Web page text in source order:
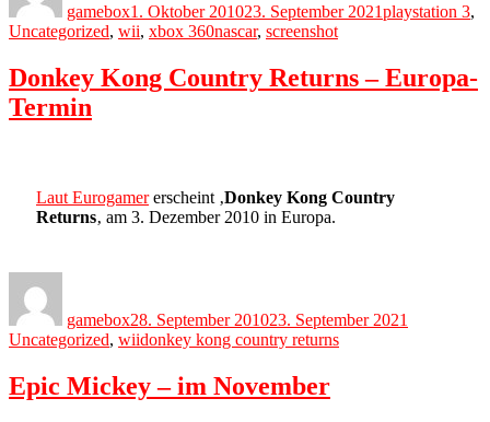
gamebox1. Oktober 201023. September 2021playstation 3,
Uncategorized, wii, xbox 360Tags
nascar, screenshot
Donkey Kong Country Returns – Europa-
Termin
Laut Eurogamererscheint ‚Donkey Kong Country
Returns‚ am 3. Dezember 2010 in Europa.
gamebox28. September 201023. September 2021
Uncategorized, wiiTags
donkey kong country returns
Epic Mickey – im November